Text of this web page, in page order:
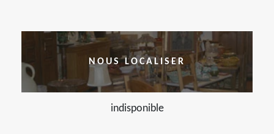
NOUS LOCALISER
indisponible